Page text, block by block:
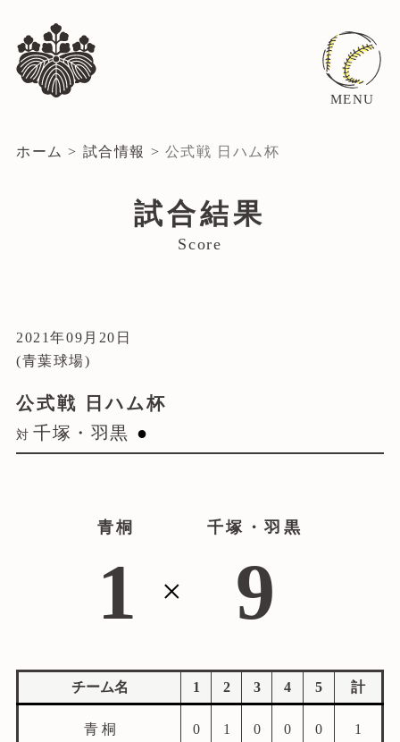
MENU
ATCについて
ホーム > 試合情報 > 公式戦 日ハム杯
試合結果
Score
2021年09月20日
(青葉球場)
公式戦 日ハム杯
対 千塚・羽黒 ●
青桐
1 ×
千塚・羽黒
9
チーム名 1 2 3 4 5 計
青 桐 0 1 0 0 0 1